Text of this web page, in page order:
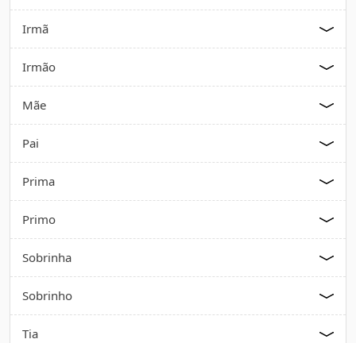
Irmã
Irmão
Mãe
Pai
Prima
Primo
Sobrinha
Sobrinho
Tia